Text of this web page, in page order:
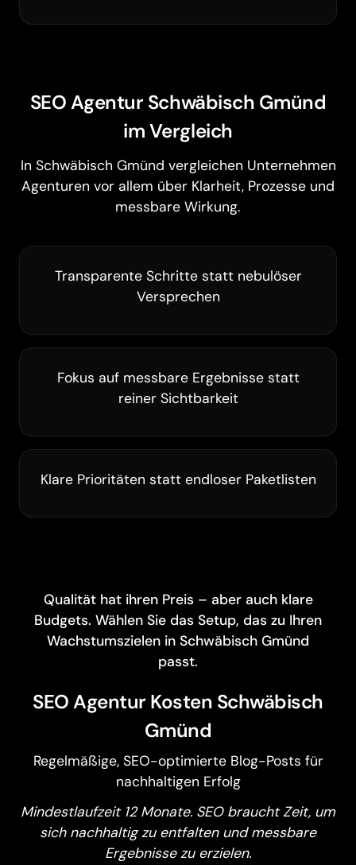
SEO Agentur Schwäbisch Gmünd
im Vergleich
In Schwäbisch Gmünd vergleichen Unternehmen
Agenturen vor allem über Klarheit, Prozesse und
messbare Wirkung.
Transparente Schritte statt nebulöser
Versprechen
Fokus auf messbare Ergebnisse statt
reiner Sichtbarkeit
Klare Prioritäten statt endloser Paketlisten
Qualität hat ihren Preis – aber auch klare
Budgets. Wählen Sie das Setup, das zu Ihren
Wachstumszielen in Schwäbisch Gmünd
passt.
SEO Agentur Kosten Schwäbisch
Gmünd
Regelmäßige, SEO-optimierte Blog-Posts für
nachhaltigen Erfolg
Mindestlaufzeit 12 Monate. SEO braucht Zeit, um
sich nachhaltig zu entfalten und messbare
Ergebnisse zu erzielen.